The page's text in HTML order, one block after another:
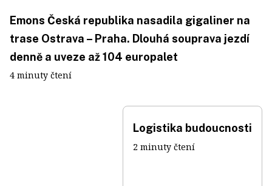
Emons Česká republika nasadila gigaliner na
trase Ostrava – Praha. Dlouhá souprava jezdí
denně a uveze až 104 europalet
4 minuty čtení
Logistika budoucnosti
2 minuty čtení